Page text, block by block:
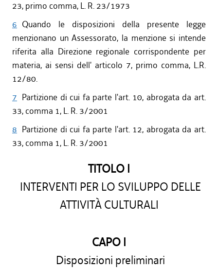
23, primo comma, L. R. 23/1973
6 Quando le disposizioni della presente legge
menzionano un Assessorato, la menzione si intende
riferita alla Direzione regionale corrispondente per
materia, ai sensi dell' articolo 7, primo comma, L.R.
12/80.
7 Partizione di cui fa parte l'art. 10, abrogata da art.
33, comma 1, L. R. 3/2001
8 Partizione di cui fa parte l'art. 12, abrogata da art.
33, comma 1, L. R. 3/2001
TITOLO I
INTERVENTI PER LO SVILUPPO DELLE
ATTIVITÀ CULTURALI
CAPO I
Disposizioni preliminari